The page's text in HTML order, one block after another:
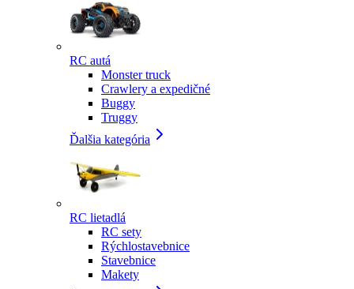
RC autá
Monster truck
Crawlery a expedičné
Buggy
Truggy
Ďalšia kategória
RC lietadlá
RC sety
Rýchlostavebnice
Stavebnice
Makety